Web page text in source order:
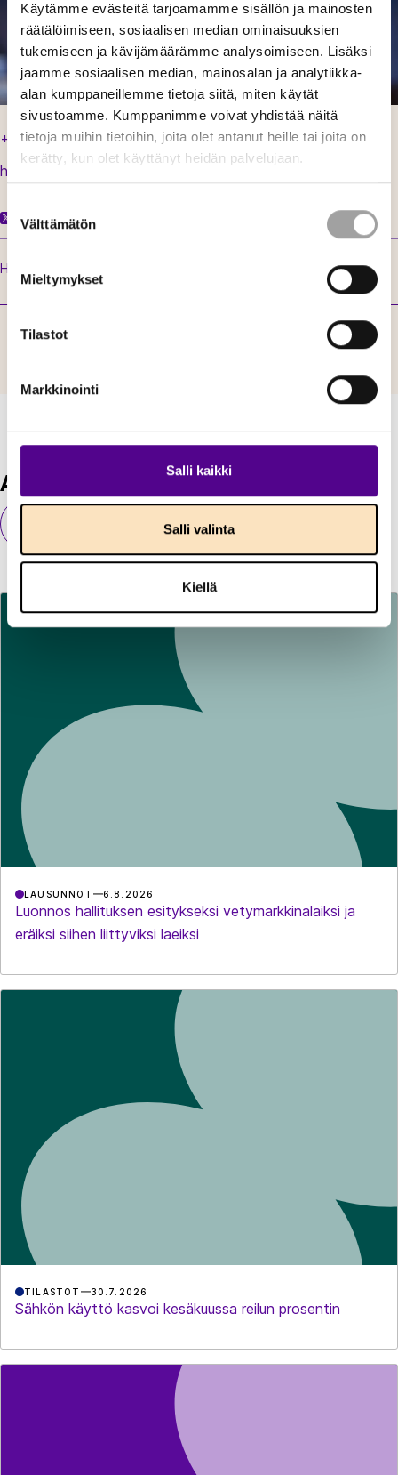
Käytämme evästeitä tarjoamamme sisällön ja mainosten
räätälöimiseen, sosiaalisen median ominaisuuksien
tukemiseen ja kävijämäärämme analysoimiseen. Lisäksi
jaamme sosiaalisen median, mainosalan ja analytiikka-
alan kumppaneillemme tietoja siitä, miten käytät
sivustoamme. Kumppanimme voivat yhdistää näitä
tietoja muihin tietoihin, joita olet antanut heille tai joita on
kerätty, kun olet käyttänyt heidän palvelujaan.
valinta
Välttämätön
Mieltymykset
Tilastot
Markkinointi
Salli kaikki
Salli valinta
Kiellä
+358 50 595 7705
heidi.lettojarvi@energia.fi
Heidin toimenkuva
Ajankohtaista ja puheenaiheita
LAUSUNNOT 6.8.2026
Luonnos hallituksen esitykseksi vetymarkkinalaiksi ja
eräiksi siihen liittyviksi laeiksi
TILASTOT 30.7.2026
Sähkön käyttö kasvoi kesäkuussa reilun prosentin